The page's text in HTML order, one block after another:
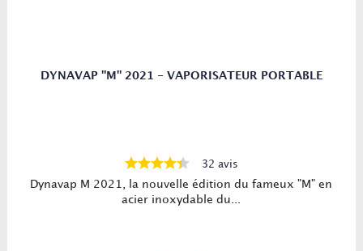
DYNAVAP "M" 2021 - VAPORISATEUR PORTABLE
32 avis
Dynavap M 2021, la nouvelle édition du fameux "M" en
acier inoxydable du...